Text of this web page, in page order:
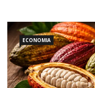
elaboradas que prometem
funcionalidade e inovação,
ECONOMIA